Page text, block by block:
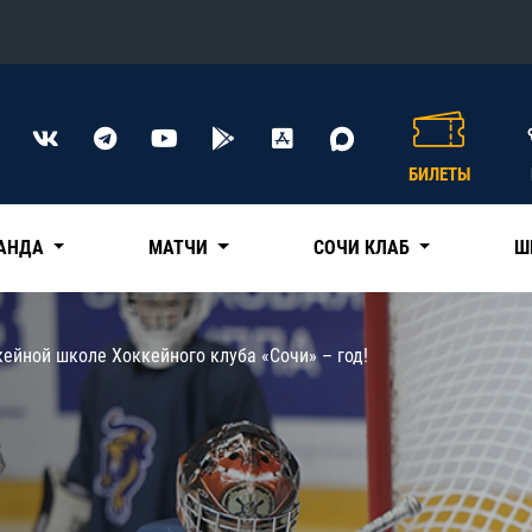
Конференция «Восток»
Нефтехимик
Трактор
Дивизион Чернышева
Авангард
Адмирал
КХЛ
БИЛЕТЫ
МАТЧИ СОЧИ КЛАБ
школе Хоккейного клуба «Сочи» – год!